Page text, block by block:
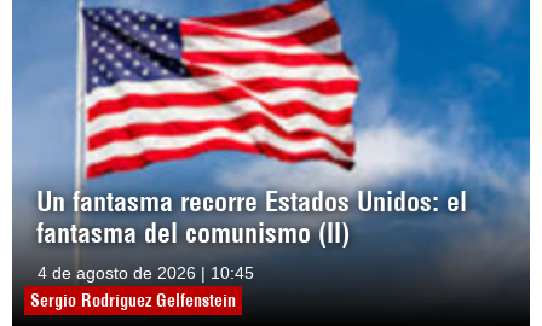
Un fantasma recorre Estados Unidos: el
fantasma del comunismo (II)
4 de agosto de 2026 | 10:45
Sergio Rodríguez Gelfenstein